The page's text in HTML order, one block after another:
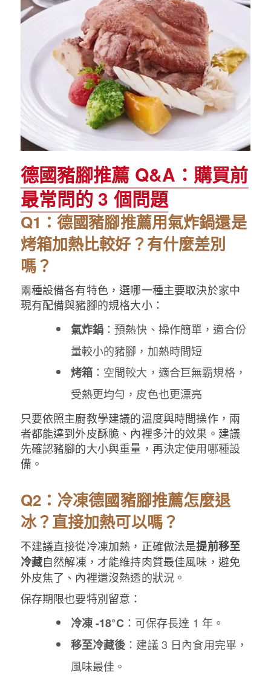
德國豬腳推薦 Q&A：購買前
最常問的 3 個問題
Q1：德國豬腳推薦用氣炸鍋還是
烤箱加熱比較好？有什麼差別
嗎？
兩種設備各有特色，選哪一種主要取決於家中
現有配備與豬腳的規格大小：
氣炸鍋 ：預熱快、操作簡單，適合份
量較小的豬腳，加熱時間短
烤箱：空間較大，適合巨無霸規格，
受熱更均勻，皮色也更漂亮
只要依照主廚教學建議的溫度與時間操作，兩
者都能達到外皮酥脆、內裡多汁的效果。建議
先確認豬腳的大小與重量，再決定使用哪種設
備。
Q2：冷凍德國豬腳推薦怎麼退
冰？直接加熱可以嗎？
不建議直接從冷凍加熱，正確做法是提前移至
冷藏自然解凍，才能維持肉質最佳風味，避免
外皮焦了、內裡還沒熱透的狀況。
保存期限也要特別留意：
冷凍 -18°C：可保存長達 1 年。
移至冷藏後 ：建議 3 日內食用完畢，
風味最佳。